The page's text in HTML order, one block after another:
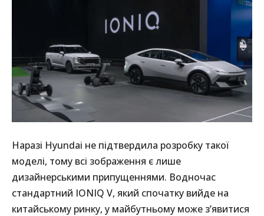
Наразі Hyundai не підтвердила розробку такої
моделі, тому всі зображення є лише
дизайнерськими припущеннями. Водночас
стандартний IONIQ V, який спочатку вийде на
китайському ринку, у майбутньому може з’явитися